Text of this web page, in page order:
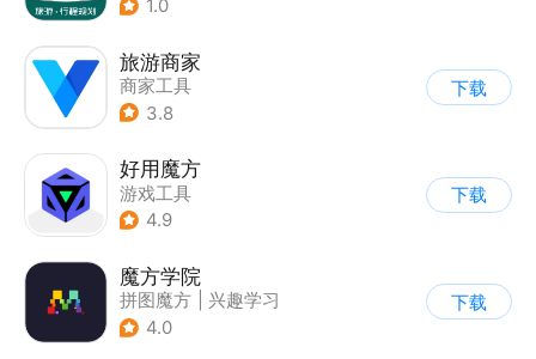
1.0
旅游商家
商家工具
3.8
下载
好用魔方
游戏工具
4.9
下载
魔方学院
拼图魔方
兴趣学习
4.0
下载